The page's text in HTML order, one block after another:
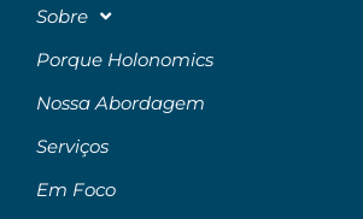
Sobre
Porque Holonomics
Nossa Abordagem
Serviços
Em Foco